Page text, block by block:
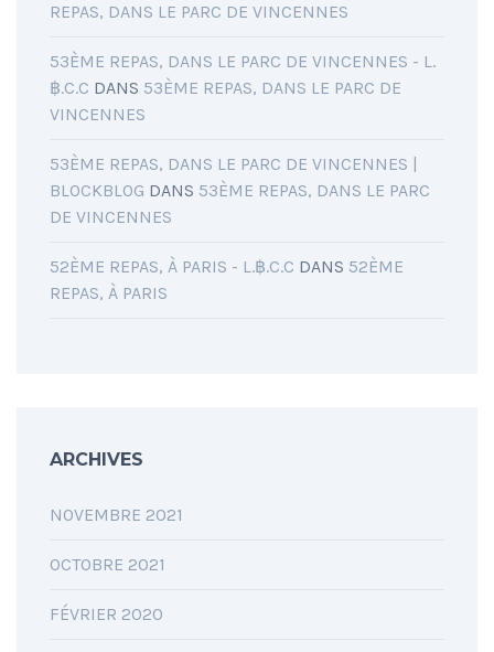
REPAS, DANS LE PARC DE VINCENNES
53ÈME REPAS, DANS LE PARC DE VINCENNES - L.
฿.C.C DANS 53ÈME REPAS, DANS LE PARC DE
VINCENNES
53ÈME REPAS, DANS LE PARC DE VINCENNES |
BLOCKBLOG DANS 53ÈME REPAS, DANS LE PARC
DE VINCENNES
52ÈME REPAS, À PARIS - L.฿.C.C DANS 52ÈME
REPAS, À PARIS
ARCHIVES
NOVEMBRE 2021
OCTOBRE 2021
FÉVRIER 2020